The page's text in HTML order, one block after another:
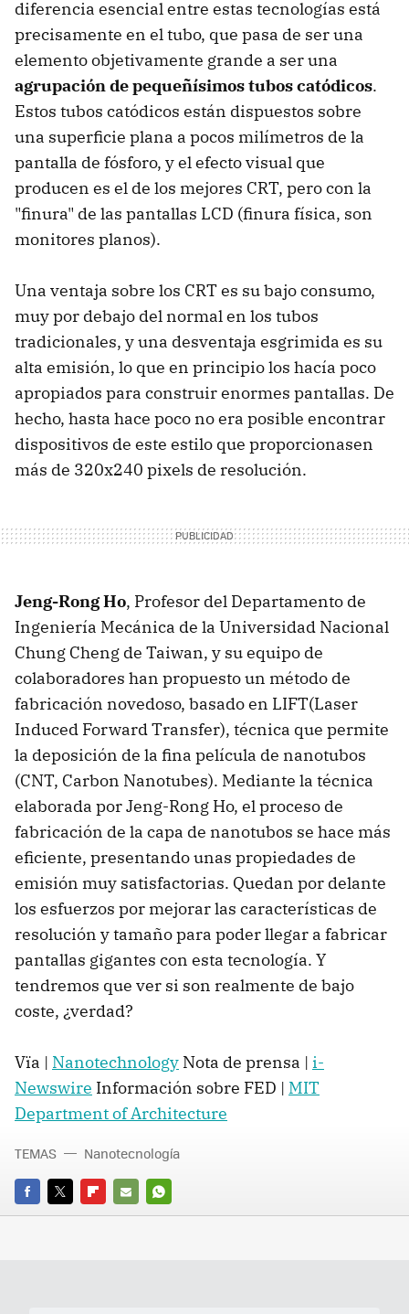
diferencia esencial entre estas tecnologías está
precisamente en el tubo, que pasa de ser una
elemento objetivamente grande a ser una
agrupación de pequeñísimos tubos catódicos.
Estos tubos catódicos están dispuestos sobre
una superficie plana a pocos milímetros de la
pantalla de fósforo, y el efecto visual que
producen es el de los mejores CRT, pero con la
"finura" de las pantallas LCD (finura física, son
monitores planos).
Una ventaja sobre los CRT es su bajo consumo,
muy por debajo del normal en los tubos
tradicionales, y una desventaja esgrimida es su
alta emisión, lo que en principio los hacía poco
apropiados para construir enormes pantallas. De
hecho, hasta hace poco no era posible encontrar
dispositivos de este estilo que proporcionasen
más de 320x240 pixels de resolución.
Jeng-Rong Ho, Profesor del Departamento de
Ingeniería Mecánica de la Universidad Nacional
Chung Cheng de Taiwan, y su equipo de
colaboradores han propuesto un método de
fabricación novedoso, basado en LIFT(Laser
Induced Forward Transfer), técnica que permite
la deposición de la fina película de nanotubos
(CNT, Carbon Nanotubes). Mediante la técnica
elaborada por Jeng-Rong Ho, el proceso de
fabricación de la capa de nanotubos se hace más
eficiente, presentando unas propiedades de
emisión muy satisfactorias. Quedan por delante
los esfuerzos por mejorar las características de
resolución y tamaño para poder llegar a fabricar
pantallas gigantes con esta tecnología. Y
tendremos que ver si son realmente de bajo
coste, ¿verdad?
Vïa | Nanotechnology Nota de prensa | i-
Newswire Información sobre FED | MIT
Department of Architecture
FACEBOOK
TWITTERFLIPBOARD
E-
WHATSAPP
TEMAS Nanotecnología